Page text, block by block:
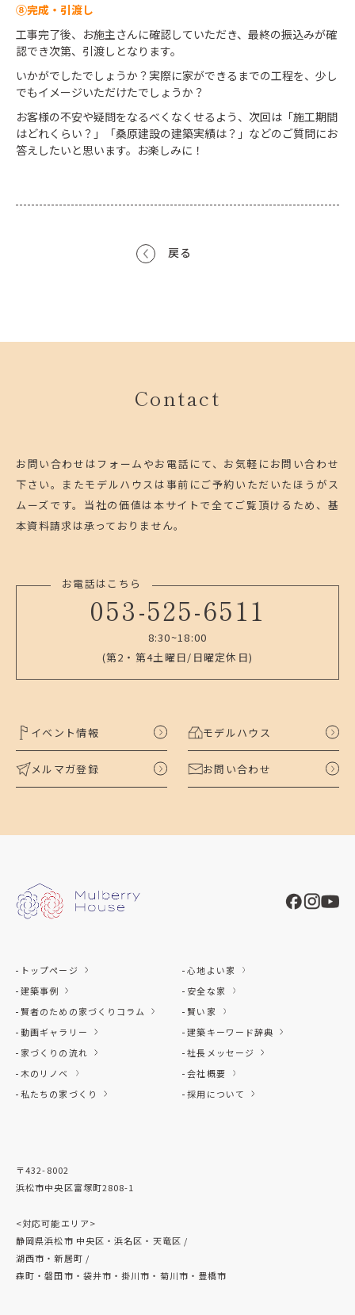
⑧完成・引渡し
工事完了後、お施主さんに確認していただき、最終の振込みが確
認でき次第、引渡しとなります。
いかがでしたでしょうか？実際に家ができるまでの工程を、少し
でもイメージいただけたでしょうか？
お客様の不安や疑問をなるべくなくせるよう、次回は「施工期間
はどれくらい？」「桑原建設の建築実績は？」などのご質問にお
答えしたいと思います。お楽しみに！
戻る
Contact
お問い合わせはフォームやお電話にて、お気軽にお問い合わせ
下さい。 またモデルハウスは事前にご予約いただいたほうがス
ムーズです。 当社の価値は本サイトで全てご覧頂けるため、基
本資料請求は承っておりません。
お電話はこちら
053-525-6511
8:30~18:00
(第2・第4土曜日/日曜定休日)
イベント情報 モデルハウス
メルマガ登録 お問い合わせ
トップページ
建築事例
賢者のための家づくりコラム
動画ギャラリー
家づくりの流れ
木のリノベ
私たちの家づくり
心地よい家
安全な家
賢い家
建築キーワード辞典
社長メッセージ
会社概要
採用について
〒432-8002
浜松市中央区富塚町2808-1
<対応可能エリア>
静岡県浜松市 中央区・浜名区・天竜区 /
湖西市・新居町 /
森町・磐田市・袋井市・掛川市・菊川市・豊橋市